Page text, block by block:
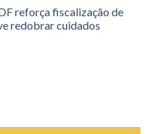
reforça fiscalização de
redobrar cuidados